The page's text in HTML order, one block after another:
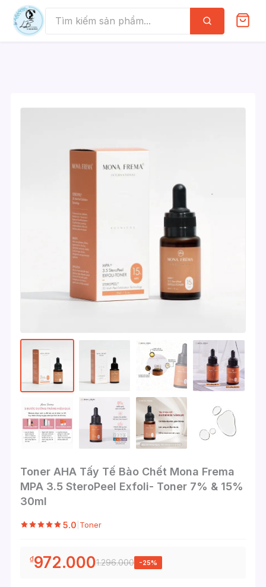
Skip
content
Tìm
kiếm
Toner AHA Tấy Tế Bào Chết Mona Frema
MPA 3.5 SteroPeel Exfoli- Toner 7% & 15%
30ml
5.0 Toner
₫972.0001.296.000 -25%